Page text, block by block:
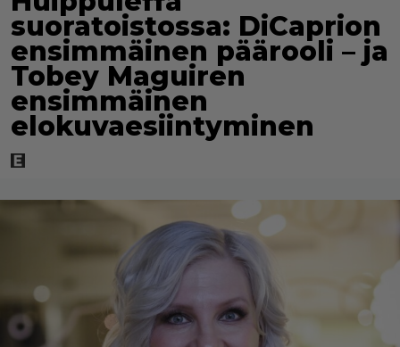
suoratoistossa: DiCaprion
ensimmäinen päärooli – ja
Tobey Maguiren
ensimmäinen
elokuvaesiintyminen